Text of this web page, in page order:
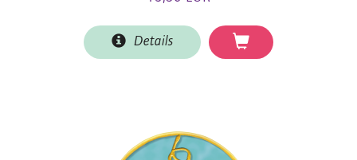
Details